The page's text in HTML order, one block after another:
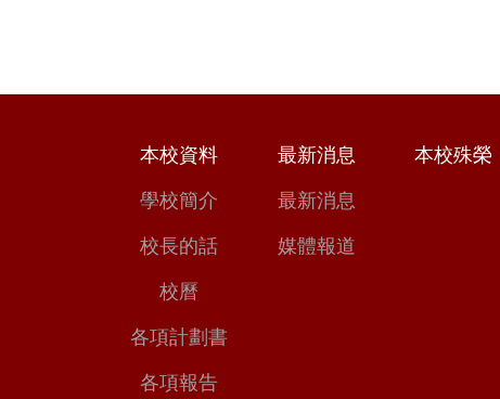
本校資料
學校簡介
校長的話
校曆
各項計劃書
各項報告
最新消息
最新消息
媒體報道
本校殊榮